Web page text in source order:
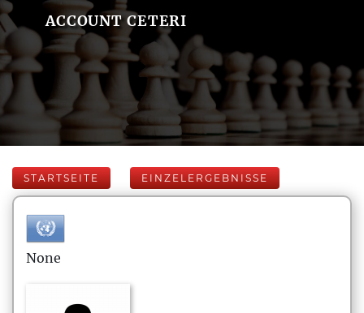
ACCOUNT CETERI
STARTSEITE EINZELERGEBNISSE
None